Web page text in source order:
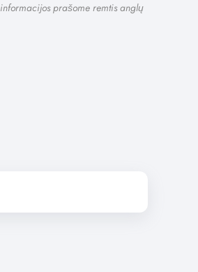
prašome remtis anglų